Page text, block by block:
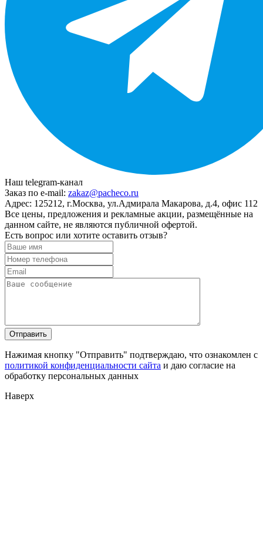
Наш telegram-канал
Заказ по e-mail: zakaz@pacheco.ru
Адрес: 125212, г.Москва, ул.Адмирала Макарова, д.4, офис 112
Все цены, предложения и рекламные акции, размещённые на
данном сайте, не являются публичной офертой.
Есть вопрос или хотите оставить отзыв?
Нажимая кнопку "Отправить" подтверждаю, что ознакомлен с
политикой конфиденциальности сайта и даю согласие на
обработку персональных данных
Наверх